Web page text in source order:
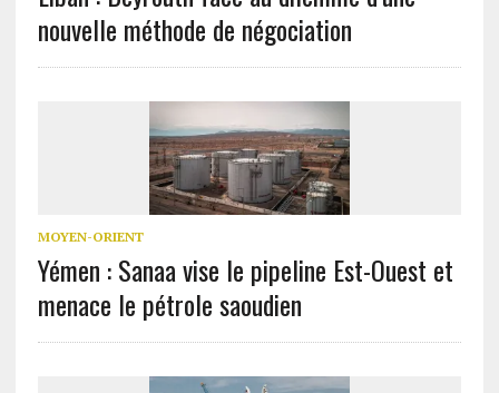
nouvelle méthode de négociation
MOYEN-ORIENT
Yémen : Sanaa vise le pipeline Est-Ouest et
menace le pétrole saoudien